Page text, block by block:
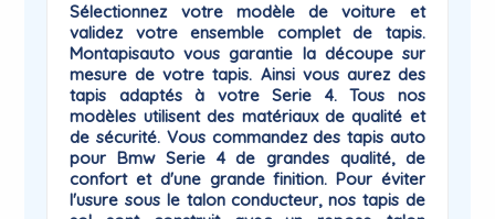
Sélectionnez votre modèle de voiture et
validez votre ensemble complet de tapis.
Montapisauto vous garantie la découpe sur
mesure de votre tapis. Ainsi vous aurez des
tapis adaptés à votreSerie 4. Tous nos
modèles utilisent des matériaux de qualité et
de sécurité. Vous commandez des tapis auto
pour Bmw Serie 4 de grandes qualité, de
confort et d'une grande finition. Pour éviter
l'usure sous le talon conducteur, nos tapis de